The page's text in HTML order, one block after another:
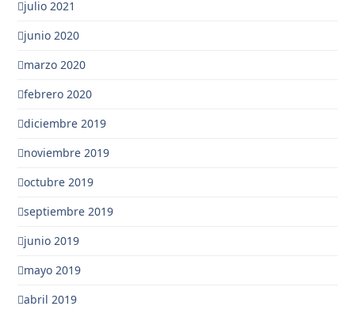
julio 2021
junio 2020
marzo 2020
febrero 2020
diciembre 2019
noviembre 2019
octubre 2019
septiembre 2019
junio 2019
mayo 2019
abril 2019